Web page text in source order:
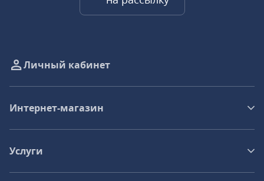
Личный кабинет
Интернет-магазин
Услуги